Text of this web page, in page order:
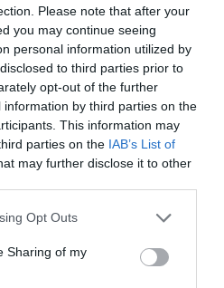
Please note that after your
you may continue seeing
personal information utilized by
to third parties prior to
opt-out of the further
by third parties on the
This information may
parties on the IAB’s List of
may further disclose it to other
Opt Outs
Sharing of my